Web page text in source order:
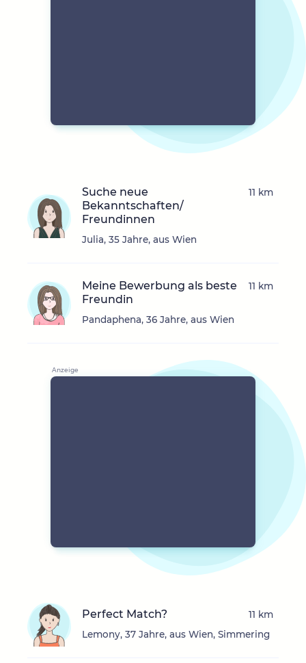
Suche neue
Bekanntschaften/
Freundinnen
Julia, 35 Jahre, aus Wien
11 km
Meine Bewerbung als beste
Freundin
Pandaphena, 36 Jahre, aus Wien
11 km
Perfect Match?
Lemony, 37 Jahre, aus Wien, Simmering
11 km